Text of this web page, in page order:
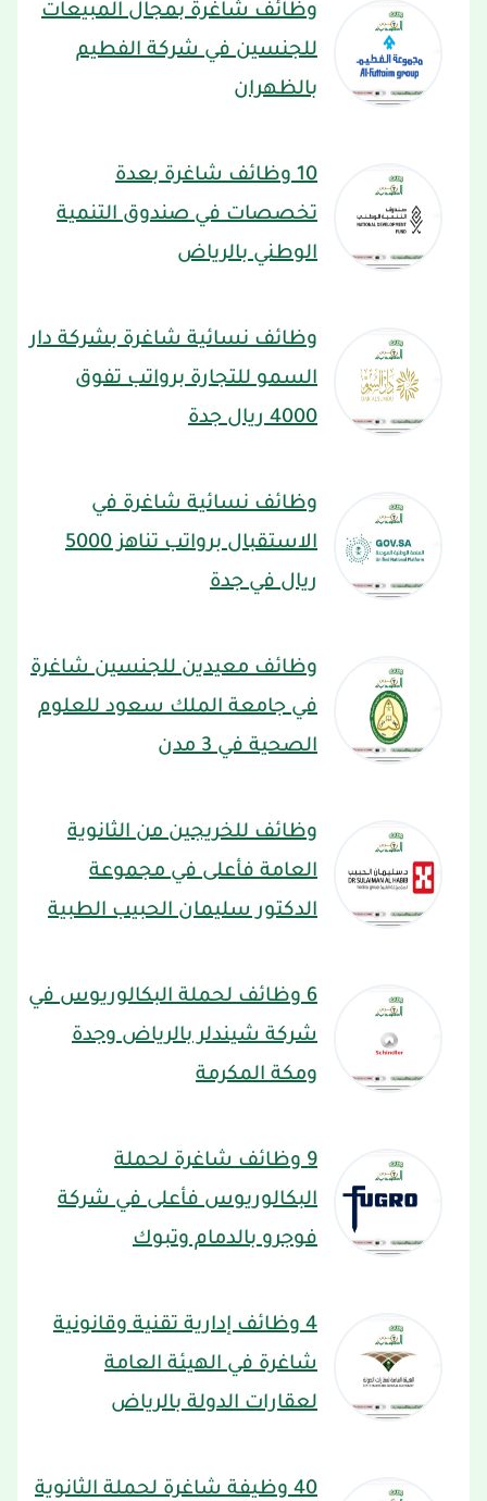
وظائف شاغرة بمجال المبيعات
للجنسين في شركة الفطيم
بالظهران
10 وظائف شاغرة بعدة
تخصصات في صندوق التنمية
الوطني بالرياض
وظائف نسائية شاغرة بشركة دار
السمو للتجارة برواتب تفوق
4000 ريال جدة
وظائف نسائية شاغرة في
الاستقبال برواتب تناهز 5000
ريال في جدة
وظائف معيدين للجنسين شاغرة
في جامعة الملك سعود للعلوم
الصحية في 3 مدن
وظائف للخريجين من الثانوية
العامة فأعلى في مجموعة
الدكتور سليمان الحبيب الطبية
6 وظائف لحملة البكالوريوس في
شركة شيندلر بالرياض وجدة
ومكة المكرمة
9 وظائف شاغرة لحملة
البكالوريوس فأعلى في شركة
فوجرو بالدمام وتبوك
4 وظائف إدارية تقنية وقانونية
شاغرة في الهيئة العامة
لعقارات الدولة بالرياض
40 وظيفة شاغرة لحملة الثانوية